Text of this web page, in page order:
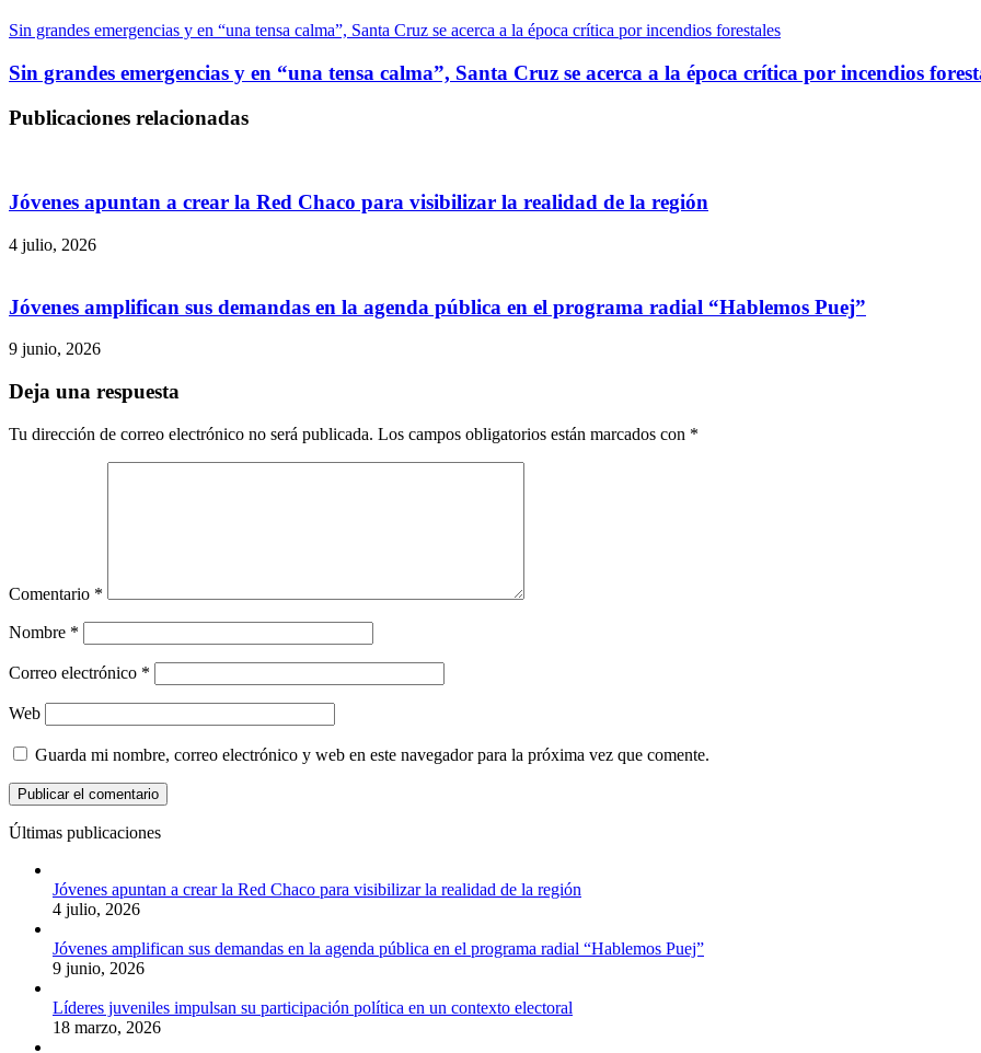
Sin grandes emergencias y en “una tensa calma”, Santa Cruz se acerca a la época crítica por incendios forestales
Sin grandes emergencias y en “una tensa calma”, Santa Cruz se acerca a la época crítica por incendios
Publicaciones relacionadas
Jóvenes apuntan a crear la Red Chaco para visibilizar la realidad de la región
4 julio, 2026
Jóvenes amplifican sus demandas en la agenda pública en el programa radial “Hablemos Puej”
9 junio, 2026
Deja una respuesta
Tu dirección de correo electrónico no será publicada. Los campos obligatorios están marcados con *
Comentario *
Nombre *
Correo electrónico *
Web
Guarda mi nombre, correo electrónico y web en este navegador para la próxima vez que comente.
Últimas publicaciones
Jóvenes apuntan a crear la Red Chaco para visibilizar la realidad de la región
4 julio, 2026
Jóvenes amplifican sus demandas en la agenda pública en el programa radial “Hablemos Puej”
9 junio, 2026
Líderes juveniles impulsan su participación política en un contexto electoral
18 marzo, 2026